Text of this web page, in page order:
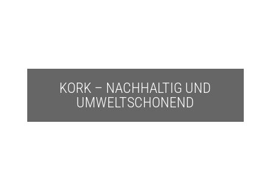
KORK – NACHHALTIG UND
UMWELTSCHONEND